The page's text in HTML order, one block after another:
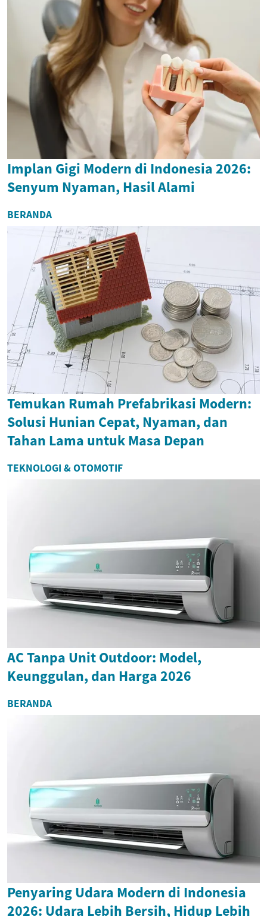
Implan Gigi Modern di Indonesia 2026:
Senyum Nyaman, Hasil Alami
BERANDA
Temukan Rumah Prefabrikasi Modern:
Solusi Hunian Cepat, Nyaman, dan
Tahan Lama untuk Masa Depan
TEKNOLOGI & OTOMOTIF
AC Tanpa Unit Outdoor: Model,
Keunggulan, dan Harga 2026
BERANDA
Penyaring Udara Modern di Indonesia
2026: Udara Lebih Bersih, Hidup Lebih